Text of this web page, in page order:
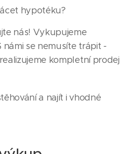
hypotéku?
nás! Vykupujeme
námi se nemusíte trápit -
kompletní prodej
a najít i vhodné